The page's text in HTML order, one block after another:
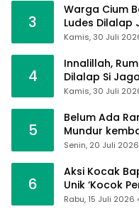
3
Warga Cium
Ludes Dilalap
Kamis, 30 Juli
4
Innalillah,
Dilalap Si
Kamis, 30 Juli
5
Belum Ada
Mundur
Sumpallabbu
Senin, 20 Juli 2026
6
Aksi Kocak
Unik ‘Kocok
Alfamart,
Rabu, 15 Juli 2026